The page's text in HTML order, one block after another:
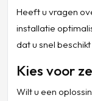
Heeft u vragen
installatie
dat u snel
Kies voor
Wilt u een